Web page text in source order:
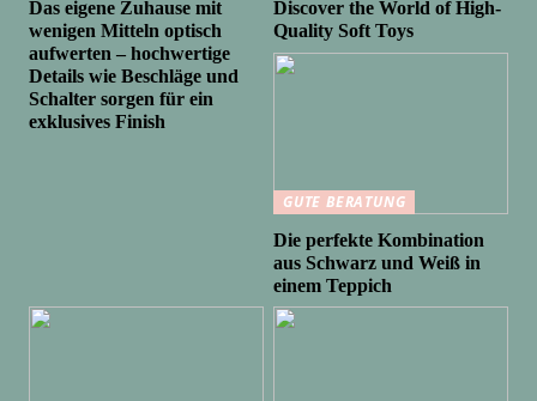
Das eigene Zuhause mit
wenigen Mitteln optisch
aufwerten – hochwertige
Details wie Beschläge und
Schalter sorgen für ein
exklusives Finish
Discover the World of High-
Quality Soft Toys
GUTE BERATUNG
Die perfekte Kombination
aus Schwarz und Weiß in
einem Teppich